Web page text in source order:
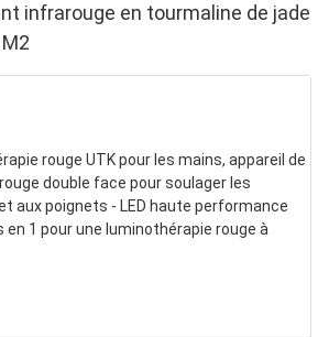
infrarouge en tourmaline de jade